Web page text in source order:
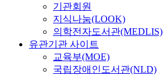
기관회원
지식나눔(LOOK)
의학전자도서관(MEDLIS)
유관기관 사이트
교육부(MOE)
국립장애인도서관(NLD)